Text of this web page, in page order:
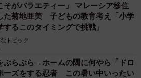
そがバラエティー」 マレーシア移住
た菊地亜美 子どもの教育考え「小学
するこのタイミングで挑戦」
トピック
ぶらぶら→ホームの隅に何やら「ドロ
ーズをする忍者 この暑い中いったい